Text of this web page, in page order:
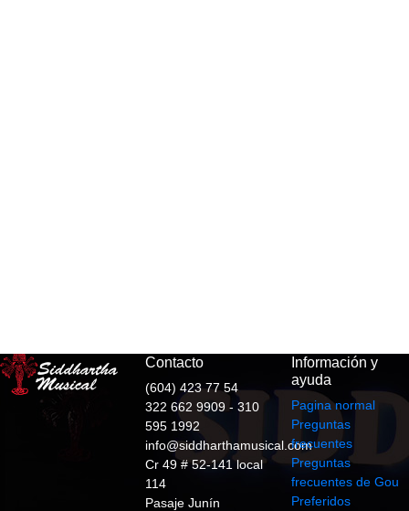
Contacto
(604) 423 77 54
322 662 9909 - 310
595 1992
info@siddharthamusical.com
Cr 49 # 52-141 local
114
Pasaje Junín
Información y
ayuda
Pagina normal
Preguntas
frecuentes
Preguntas
frecuentes de Gou
Preferidos